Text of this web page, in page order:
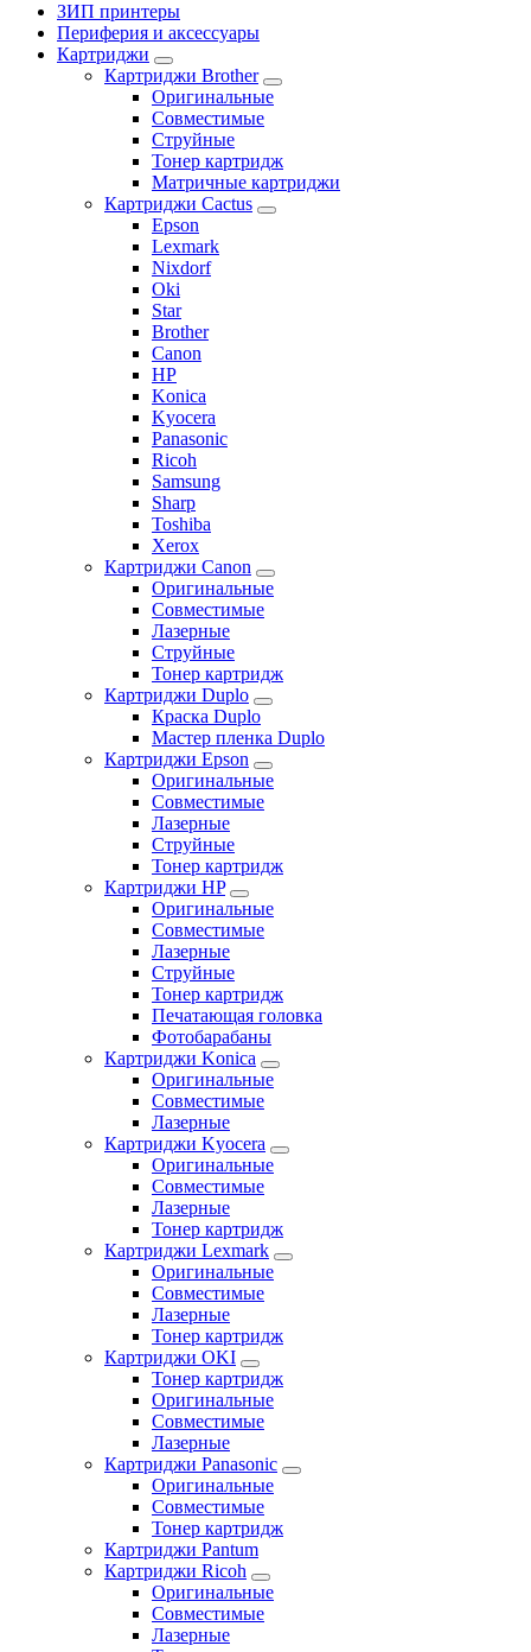
ЗИП принтеры
Периферия и аксессуары
Картриджи
Картриджи Brother
Оригинальные
Совместимые
Струйные
Тонер картридж
Матричные картриджи
Картриджи Cactus
Epson
Lexmark
Nixdorf
Oki
Star
Brother
Canon
HP
Konica
Kyocera
Panasonic
Ricoh
Samsung
Sharp
Toshiba
Xerox
Картриджи Canon
Оригинальные
Совместимые
Лазерные
Струйные
Тонер картридж
Картриджи Duplo
Краска Duplo
Мастер пленка Duplo
Картриджи Epson
Оригинальные
Совместимые
Лазерные
Струйные
Тонер картридж
Картриджи HP
Оригинальные
Совместимые
Лазерные
Струйные
Тонер картридж
Печатающая головка
Фотобарабаны
Картриджи Konica
Оригинальные
Совместимые
Лазерные
Картриджи Kyocera
Оригинальные
Совместимые
Лазерные
Тонер картридж
Картриджи Lexmark
Оригинальные
Совместимые
Лазерные
Тонер картридж
Картриджи OKI
Тонер картридж
Оригинальные
Совместимые
Лазерные
Картриджи Panasonic
Оригинальные
Совместимые
Тонер картридж
Картриджи Pantum
Картриджи Ricoh
Оригинальные
Совместимые
Лазерные